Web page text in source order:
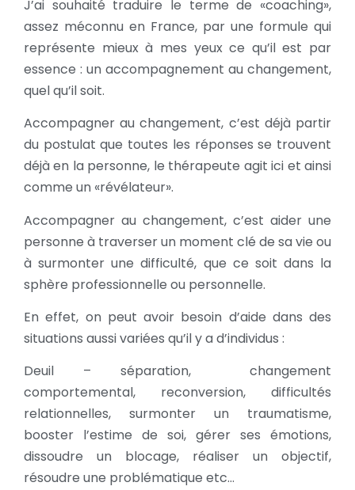
J’ai souhaité traduire le terme de «coaching»,
assez méconnu en France, par une formule qui
représente mieux à mes yeux ce qu’il est par
essence : un accompagnement au changement,
quel qu’il soit.
Accompagner au changement, c’est déjà partir
du postulat que toutes les réponses se trouvent
déjà en la personne, le thérapeute agit ici et ainsi
comme un «révélateur».
Accompagner au changement, c’est aider une
personne à traverser un moment clé de sa vie ou
à surmonter une difficulté, que ce soit dans la
sphère professionnelle ou personnelle.
En effet, on peut avoir besoin d’aide dans des
situations aussi variées qu’il y a d’individus :
Deuil – séparation, changement
comportemental, reconversion, difficultés
relationnelles, surmonter un traumatisme,
booster l’estime de soi, gérer ses émotions,
dissoudre un blocage, réaliser un objectif,
résoudre une problématique etc…